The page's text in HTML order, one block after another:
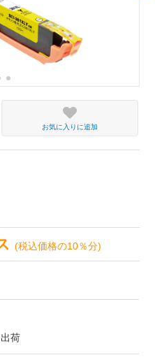
お気に入りに追加
(税込価格の10％分)
荷